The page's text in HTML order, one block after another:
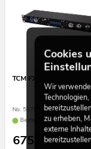
TCM FX DMX Switchpack
No. 51708265
Bestand reicht ca. 12 Wo.
675,00€
Cookies
Wir
zu erheben,
externe